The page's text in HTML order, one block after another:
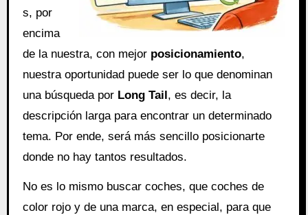
s, por
encima
de la nuestra, con mejor posicionamiento,
nuestra oportunidad puede ser lo que denominan
una búsqueda por Long Tail , es decir, la
descripción larga para encontrar un determinado
tema. Por ende, será más sencillo posicionarte
donde no hay tantos resultados.
No es lo mismo buscar coches, que coches de
color rojo y de una marca, en especial, para que